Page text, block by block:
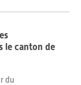
le canton de
du